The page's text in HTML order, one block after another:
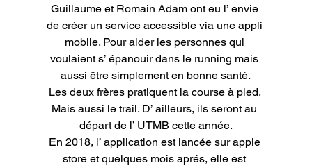
Guillaume et Romain Adam ont eu l’ envie
de créer un service accessible via une appli
mobile. Pour aider les personnes qui
voulaient s’ épanouir dans le running mais
aussi être simplement en bonne santé.
Les deux frères pratiquent la course à pied.
Mais aussi le trail. D’ ailleurs, ils seront au
départ de l’ UTMB cette année.
En 2018, l’ application est lancée sur apple
store et quelques mois aprés, elle est